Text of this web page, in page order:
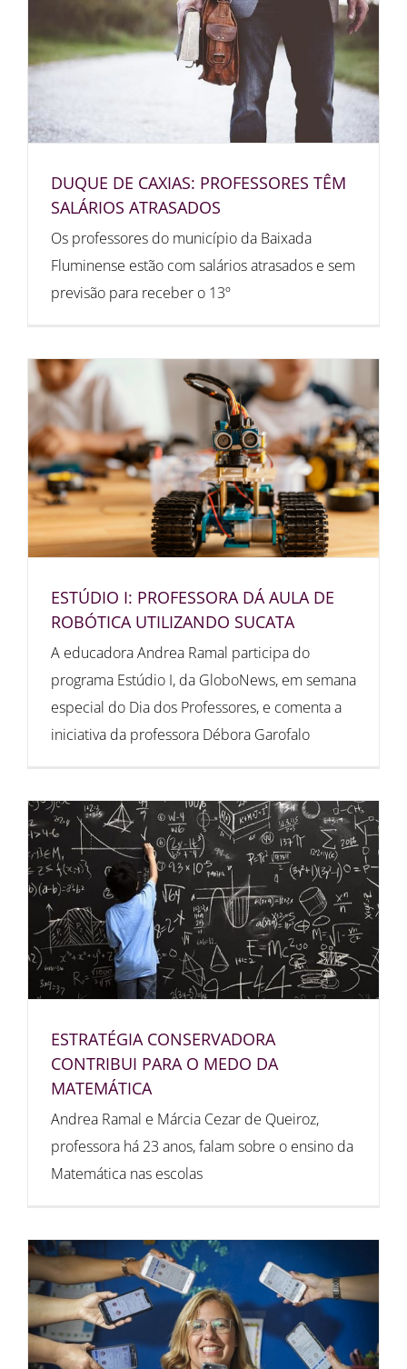
DUQUE DE CAXIAS: PROFESSORES TÊM
SALÁRIOS ATRASADOS
Os professores do município da Baixada
Fluminense estão com salários atrasados e sem
previsão para receber o 13º
ESTÚDIO I: PROFESSORA DÁ AULA DE
ROBÓTICA UTILIZANDO SUCATA
A educadora Andrea Ramal participa do
programa Estúdio I, da GloboNews, em semana
especial do Dia dos Professores, e comenta a
iniciativa da professora Débora Garofalo
ESTRATÉGIA CONSERVADORA
CONTRIBUI PARA O MEDO DA
MATEMÁTICA
Andrea Ramal e Márcia Cezar de Queiroz,
professora há 23 anos, falam sobre o ensino da
Matemática nas escolas